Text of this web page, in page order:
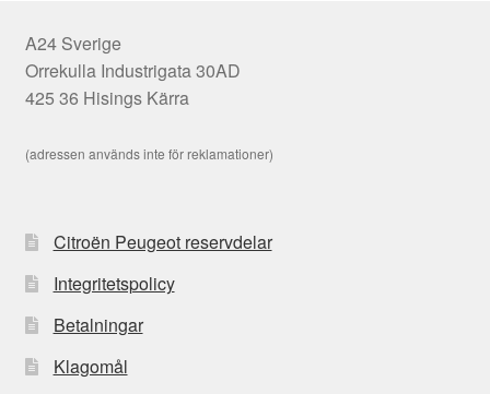
A24 Sverige
Orrekulla Industrigata 30AD
425 36 Hisings Kärra
(adressen används inte för reklamationer)
Citroën Peugeot reservdelar
Integritetspolicy
Betalningar
Klagomål